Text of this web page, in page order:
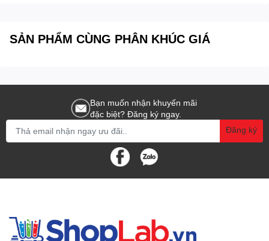
SẢN PHẨM CÙNG PHÂN KHÚC GIÁ
Bạn muốn nhận khuyến mãi
đặc biệt? Đăng ký ngay.
Đăng ký